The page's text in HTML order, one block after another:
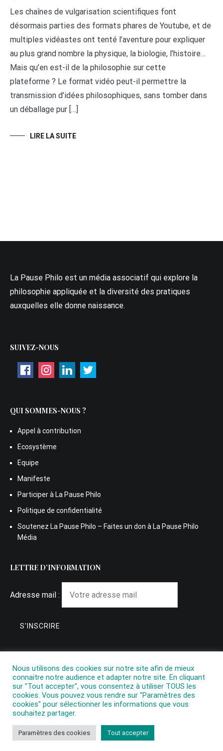
Les chaînes de vulgarisation scientifiques font
désormais parties des formats phares de Youtube, et de
multiples vidéastes ont tenté l’aventure pour expliquer
au plus grand nombre la physique, la biologie, l’histoire…
Mais qu’en est-il de la philosophie sur cette
plateforme ? Le format vidéo peut-il permettre la
transmission d’idées philosophiques, sans tomber dans
un déballage pur […]
LIRE LA SUITE
La Pause Philo est un média associatif qui explore la
philosophie appliquée et la diversité des pratiques
auxquelles elle donne naissance.
SUIVEZ-NOUS
QUI SOMMES-NOUS ?
Appel à contribution
Ecosystème
Equipe
Manifeste
Participer à La Pause Philo
Politique de confidentialité
Soutenez La Pause Philo – Faites un don à La Pause Philo
Média
LETTRE D’INFORMATION
Adresse mail :
Copyright © 2026La Pause Philo. All rights reserved. Theme:
Cenoteby ThemeGrill. Powered byWordPress
Nous utilisons des cookies sur notre site afin de mieux
connaitre notre audience et adapter notre site. En cliquant
sur "Tout accepter", vous consentez à utiliser TOUS les
cookies. Vous pouvez vous rendre sur "Paramètres des
cookies" pour sélectionner les informations que vous
souhaitez partager.
Paramètres des cookies Tout accepter